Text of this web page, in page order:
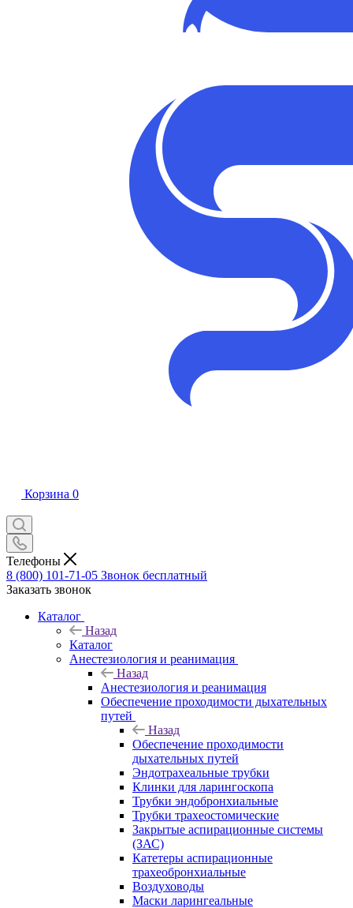
Корзина 0
Телефоны
8 (800) 101-71-05 Звонок бесплатный
Заказать звонок
Каталог
Назад
Каталог
Анестезиология и реанимация
Назад
Анестезиология и реанимация
Обеспечение проходимости дыхательных
путей
Назад
Обеспечение проходимости
дыхательных путей
Эндотрахеальные трубки
Клинки для ларингоскопа
Трубки эндобронхиальные
Трубки трахеостомические
Закрытые аспирационные системы
(ЗАС)
Катетеры аспирационные
трахеобронхиальные
Воздуховоды
Маски ларингеальные